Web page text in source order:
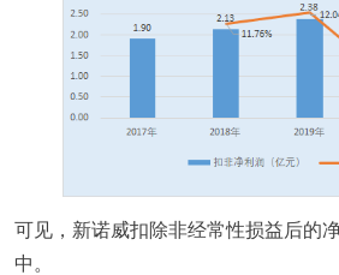
可见，新诺威扣除非经常性损益后的
中。